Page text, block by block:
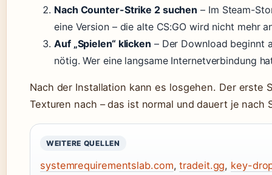
Nach Counter-Strike 2 suchen – Im Steam-
eine Version – die alte CS:GO wird nicht mehr
Auf „Spielen“ klicken – Der Download beginnt
nötig. Wer eine langsame Internetverbindung
Nach der Installation kann es losgehen. Der erste
Texturen nach – das ist normal und dauert je nach
WEITERE QUELLEN
systemrequirementslab.com,tradeit.gg, key-